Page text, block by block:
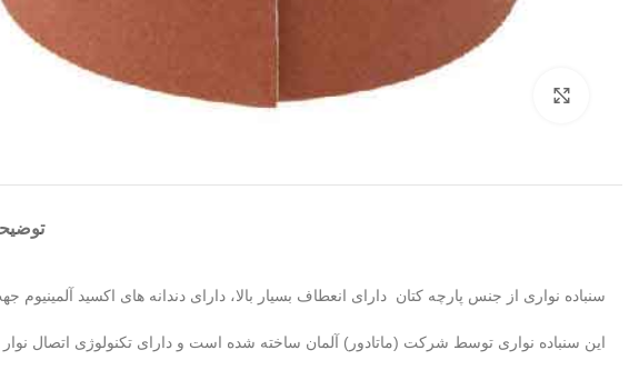
سنباده نواری از جنس پارچه کتان دارای انعطاف بسیار بالا، دارای دندانه های اکسید
این سنباده نواری توسط شرکت (ماتادور) آلمان ساخته شده است و دارای تکنولوژی اتصال